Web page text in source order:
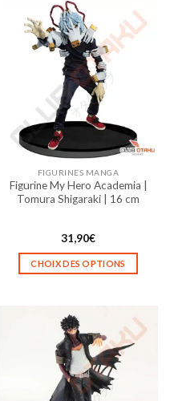
FIGURINES MANGA
Figurine My Hero Academia |
Tomura Shigaraki | 16 cm
31,90€
CHOIX DES OPTIONS
a
plusieurs
variations.
Les
options